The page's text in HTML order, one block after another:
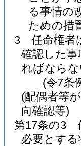
る事情の
ための措
3
任命権者
確認した
ればなら
(令7条
(配偶者等
向確認等)
第17条の3
必要とす